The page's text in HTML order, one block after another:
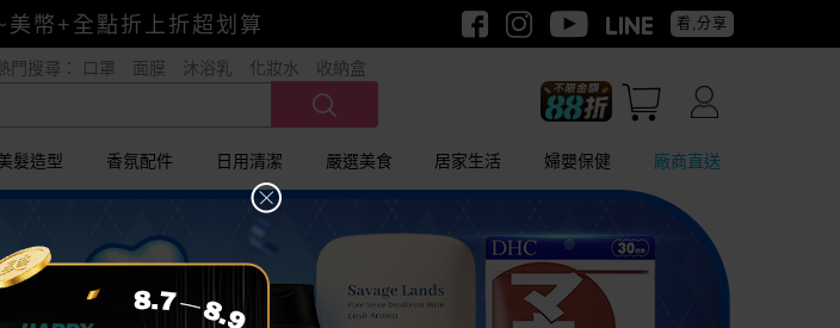
好禮~立即換GO~
幣+全點折上折超划算 看,分享
門搜尋： 口罩 面膜 沐浴乳 化妝水 收納盒
髮造型 香氛配件 日用清潔 嚴選美食 居家生活 婦嬰保健 廠商直送